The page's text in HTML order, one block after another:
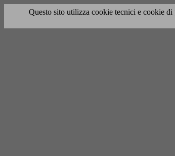
Questo sito utilizza cookie tecnici e cookie